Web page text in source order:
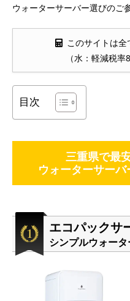
ウォーターサーバー選びのご
このサイトは全
（水：軽減税率
目次
三重県で最
ウォーターサー
エコパックサ
シンプルウォータ